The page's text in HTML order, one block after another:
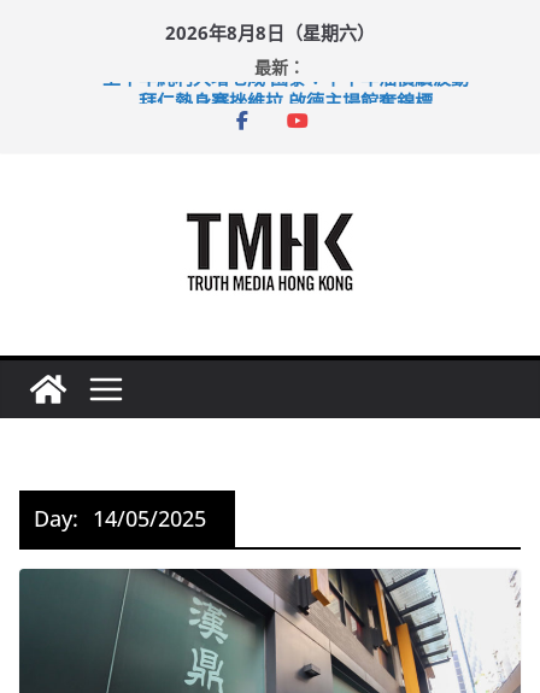
2026年8月8日（星期六）
最新：
上半年純利大增七成 國泰：下半年油價續波動
拜仁熱身賽挫維拉 啟德主場館奪錦標
性罪行修例獲九成支持 鄧炳強：爭取今屆任期內完成立法
Day: 14/05/2025